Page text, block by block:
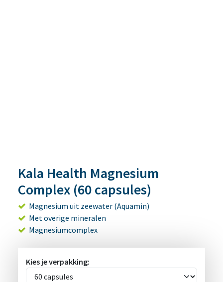
Kala Health Magnesium
Complex (60 capsules)
Magnesium uit zeewater (Aquamin)
Met overige mineralen
Magnesiumcomplex
Kies je verpakking: